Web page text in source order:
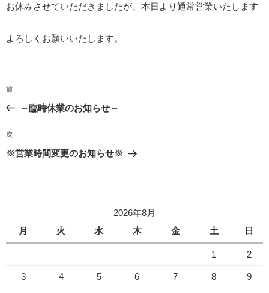
お休みさせていただきましたが、本日より通常営業いたします
よろしくお願いいたします。
投
ナ
ビ
ゲ
前
の
稿
前
～臨時休業のお知らせ～
次
の
次
※営業時間変更のお知らせ※
2026年8月
月
火 水 木 金 土 日
1 2
3 4 5 6 7 8 9